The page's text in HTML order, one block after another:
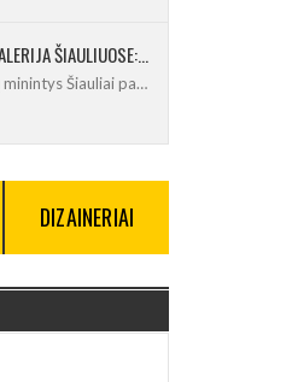
NAUJA LAUKO GALERIJA ŠIAULIUOSE: Pirmoje ekspozicijoje – Eduardo Juchnevičiaus kūryba
790-ąjį jubiliejų minintys Šiauliai pasipildo
DIZAINERIAI